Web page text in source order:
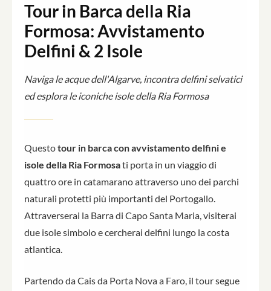
Tour in Barca della Ria
Formosa: Avvistamento
Delfini & 2 Isole
Naviga le acque dell'Algarve, incontra delfini selvatici
ed esplora le iconiche isole della Ria Formosa
Questotour in barca con avvistamento delfini e
isole della Ria Formosati porta in un viaggio di
quattro ore in catamarano attraverso uno dei parchi
naturali protetti più importanti del Portogallo.
Attraverserai la Barra di Capo Santa Maria, visiterai
due isole simbolo e cercherai delfini lungo la costa
atlantica.
Partendo da Cais da Porta Nova a Faro, il tour segue